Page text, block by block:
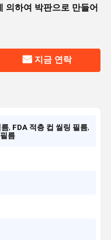
의하여 박판으로 만들어
지금 연락
름, FDA 적층 컵 씰링 필름,
름